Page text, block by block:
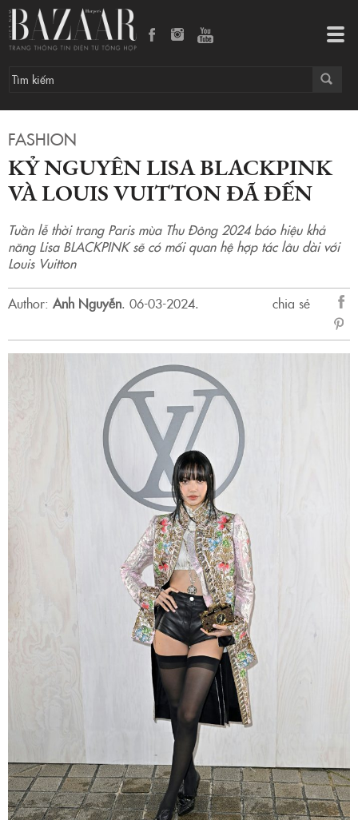
FASHION
KỶ NGUYÊN LISA BLACKPINK
VÀ LOUIS VUITTON ĐÃ ĐẾN
Tuần lễ thời trang Paris mùa Thu Đông 2024 báo hiệu khả
năng Lisa BLACKPINK sẽ có mối quan hệ hợp tác lâu dài với
Louis Vuitton
Author: Anh Nguyễn. 06-03-2024.
chia sẻ
sẻ
Kỷ nguyên Lisa BLACKPINK và Louis Vuitton đã đến